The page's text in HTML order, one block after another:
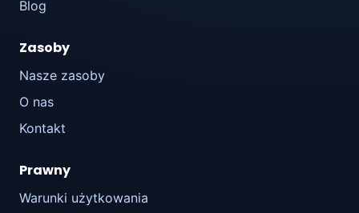
Blog
Zasoby
Nasze zasoby
O nas
Kontakt
Prawny
Warunki użytkowania